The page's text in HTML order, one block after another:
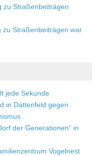
zu Straßenbeiträgen
zu Straßenbeiträgen war
jede Sekunde
in Dattenfeld gegen
der Generationen“ in
Vogelnest